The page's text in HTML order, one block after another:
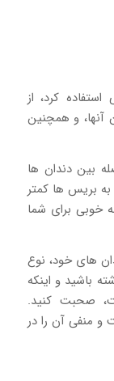
کرد، از
و همچنین
بین دندان ها
بریس ها کمتر
خوبی برای شما
های خود، نوع
باشید و اینکه
صحبت کنید.
منفی آن را در